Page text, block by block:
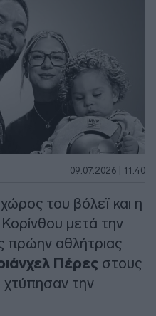
09.07.2026 | 11:40
του βόλεϊ και η
Κορίνθου μετά την
πρώην αθλήτριας
Πέρες στους
χτύπησαν την